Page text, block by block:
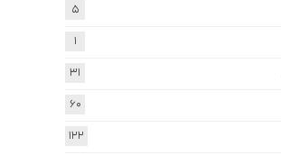
5
1
31
60
122